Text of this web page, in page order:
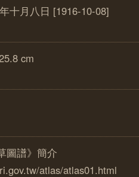
十月八日 [1916-10-08]
cm
圖譜》簡介
atlas/atlas01.html